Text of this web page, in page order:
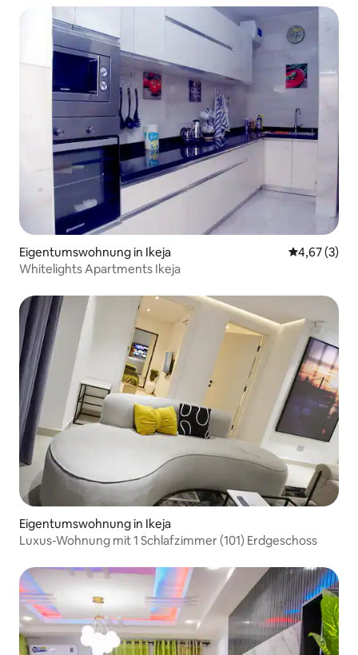
Eigentumswohnung in Ikeja
4,67 (3)
Whitelights Apartments Ikeja
Eigentumswohnung in Ikeja
Luxus-Wohnung mit 1 Schlafzimmer (101) Erdgeschoss